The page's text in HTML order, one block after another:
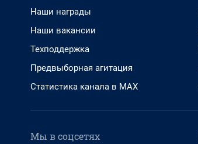
Наши награды
Наши вакансии
Техподдержка
Предвыборная агитация
Статистика канала в MAX
Мы в соцсетях